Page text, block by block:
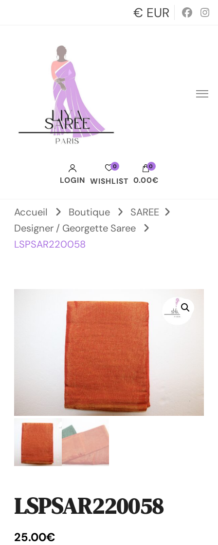
€ EUR
LOGIN
0
WISHLIST
0
0.00€
Votre panier est vide.
Accueil Boutique
SAREE
Designer / Georgette Saree
LSPSAR220058
LSPSAR220058
25.00€